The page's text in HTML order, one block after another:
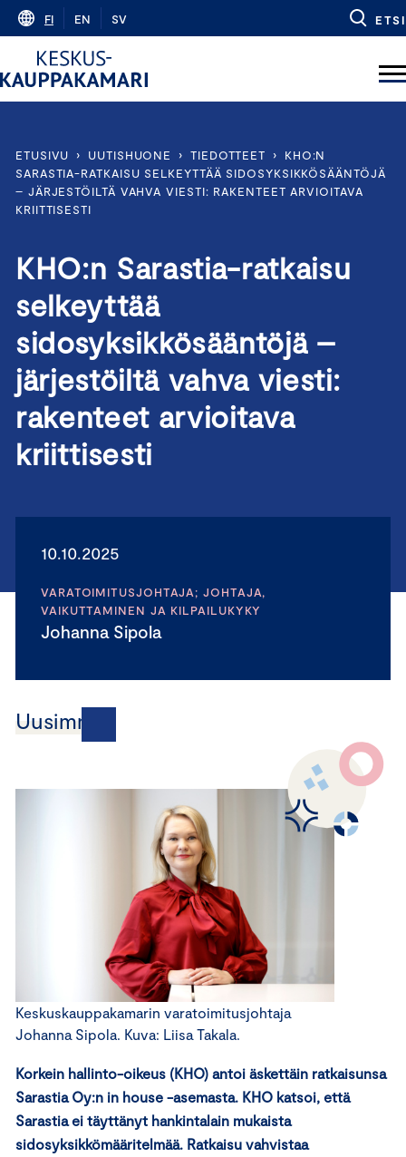
Skip
content
FI EN SV ETSI
ETUSIVU › UUTISHUONE › TIEDOTTEET ›
KHO:N
SARASTIA-RATKAISU SELKEYTTÄÄ SIDOSYKSIKKÖSÄÄNTÖJÄ
– JÄRJESTÖILTÄ VAHVA VIESTI: RAKENTEET ARVIOITAVA
KRIITTISESTI
KHO:n Sarastia-ratkaisu
selkeyttää
sidosyksikkösääntöjä –
järjestöiltä vahva viesti:
rakenteet arvioitava
kriittisesti
10.10.2025
VARATOIMITUSJOHTAJA; JOHTAJA,
VAIKUTTAMINEN JA KILPAILUKYKY
Johanna Sipola
Uusimmat
Keskuskauppakamarin varatoimitusjohtaja
Johanna Sipola. Kuva: Liisa Takala.
Korkein hallinto-oikeus (KHO) antoi äskettäin ratkaisunsa
Sarastia Oy:n in house -asemasta. KHO katsoi, että
Sarastia ei täyttänyt hankintalain mukaista
sidosyksikkömääritelmää. Ratkaisu vahvistaa